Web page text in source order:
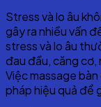
Stress và lo âu
gây ra nhiều vấn
stress và lo âu
đau đầu, căng cơ,
Việc massage
pháp hiệu quả để